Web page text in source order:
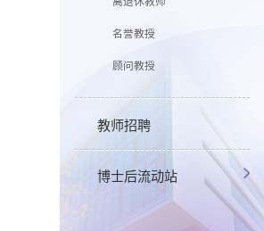
名誉教授
顾问教授
教师招聘
博士后流动站